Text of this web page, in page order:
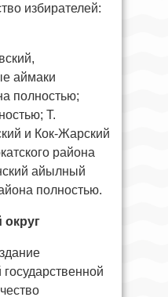
избирателей:
аймаки
полностью;
Т.
и Кок-Жарский
района
айылный
полностью.